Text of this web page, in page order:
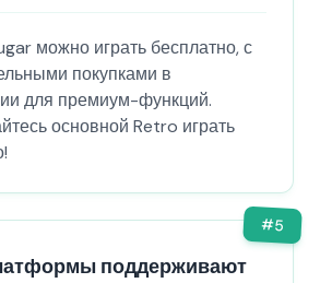
можно играть бесплатно, с
покупками в
для премиум-функций.
основной Retro играть
#5
поддерживают